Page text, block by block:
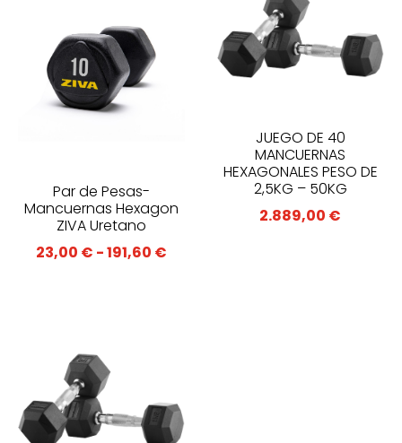
Par de Pesas-
Mancuernas Hexagon
ZIVA Uretano
23,00 € -191,60 €
JUEGO DE 40
MANCUERNAS
HEXAGONALES PESO DE
2,5KG – 50KG
2.889,00 €